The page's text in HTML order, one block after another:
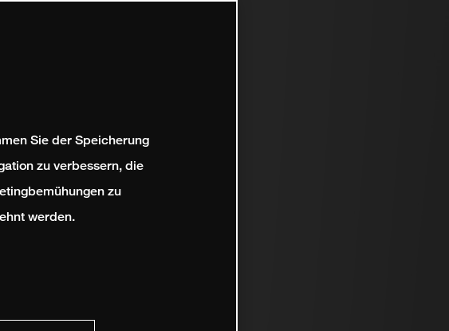
Sie der Speicherung
zu verbessern, die
zu
werden.